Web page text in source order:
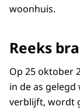
woonhuis.
Reeks
Op 25 oktober
in de as
verblijft, wordt